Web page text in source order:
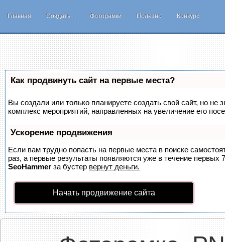
Главная Создать... Фоторамки Полезно Конкурс
Как продвинуть сайт на первые места?
Вы создали или только планируете создать свой сайт, но не
комплекс мероприятий, направленных на увеличение его
Ускорение продвижения
Если вам трудно попасть на первые места в поиске
раз, а первые результаты появляются уже в течение первых
SeoHammer за бустер вернут деньги.
Начать продвижение сайта